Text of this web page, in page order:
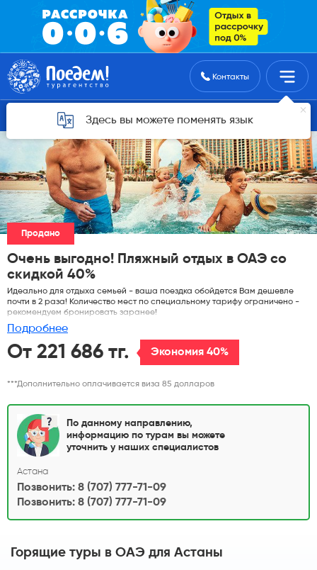
Поиск туровКонтакты
Здесь вы можете поменять язык
Горящие туры для Астаны
Продано
Очень выгодно! Пляжный отдых в ОАЭ со
скидкой 40%
Идеально для отдыха семьей - ваша поездка обойдется Вам дешевле
почти в 2 раза! Количество мест по специальному тарифу ограничено -
рекомендуем бронировать заранее!
Подробнее
От 221 686 тг. Экономия 40%
***Дополнительно оплачивается виза 85 долларов
По данному направлению,
информацию по турам вы можете
уточнить у наших специалистов
Астана
Позвонить: 8 (707) 777-71-09
Позвонить: 8 (707) 777-71-09
Горящие туры в ОАЭ для Астаны